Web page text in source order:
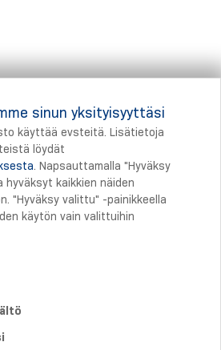
sinun yksityisyyttäsi
käyttää evsteitä. Lisätietoja
löydät
. Napsauttamalla "Hyväksy
hyväksyt kaikkien näiden
"Hyväksy valittu" -painikkeella
käytön vain valittuihin